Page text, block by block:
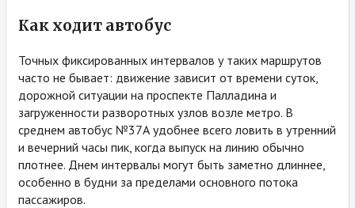
Как ходит автобус
Точных фиксированных интервалов у таких маршрутов
часто не бывает: движение зависит от времени суток,
дорожной ситуации на проспекте Палладина и
загруженности разворотных узлов возле метро. В
среднем автобус №37А удобнее всего ловить в утренний
и вечерний часы пик, когда выпуск на линию обычно
плотнее. Днем интервалы могут быть заметно длиннее,
особенно в будни за пределами основного потока
пассажиров.